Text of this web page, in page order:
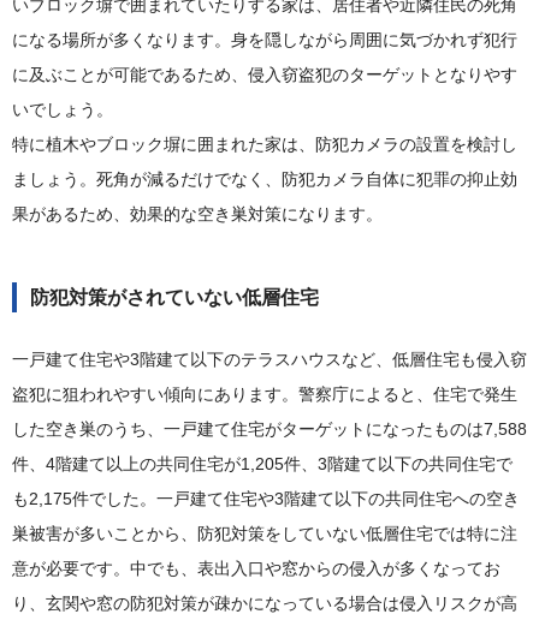
いブロック塀で囲まれていたりする家は、居住者や近隣住民の死角
になる場所が多くなります。身を隠しながら周囲に気づかれず犯行
に及ぶことが可能であるため、侵入窃盗犯のターゲットとなりやす
いでしょう。
特に植木やブロック塀に囲まれた家は、防犯カメラの設置を検討し
ましょう。死角が減るだけでなく、防犯カメラ自体に犯罪の抑止効
果があるため、効果的な空き巣対策になります。
防犯対策がされていない低層住宅
一戸建て住宅や3階建て以下のテラスハウスなど、低層住宅も侵入窃
盗犯に狙われやすい傾向にあります。警察庁によると、住宅で発生
した空き巣のうち、一戸建て住宅がターゲットになったものは7,588
件、4階建て以上の共同住宅が1,205件、3階建て以下の共同住宅で
も2,175件でした。一戸建て住宅や3階建て以下の共同住宅への空き
巣被害が多いことから、防犯対策をしていない低層住宅では特に注
意が必要です。中でも、表出入口や窓からの侵入が多くなってお
り、玄関や窓の防犯対策が疎かになっている場合は侵入リスクが高